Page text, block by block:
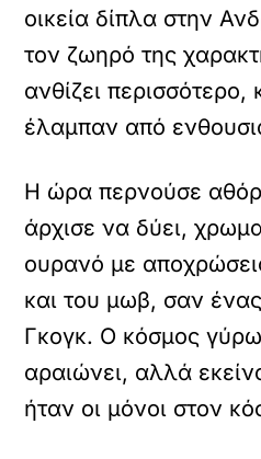
οικεία δίπλα στην
τον ζωηρό της
ανθίζει
έλαμπαν από
Η ώρα περνούσε
άρχισε να δύει,
ουρανό με
και του μωβ, σαν
Γκογκ. Ο κόσμος
αραιώνει, αλλά
ήταν οι μόνοι στον